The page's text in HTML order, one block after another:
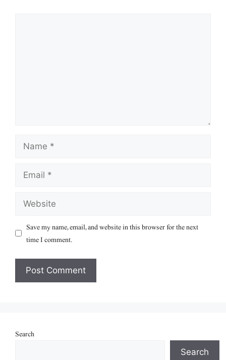
Name
Email
Website
Save my name, email, and website in this browser for the next
time I comment.
Search
Search